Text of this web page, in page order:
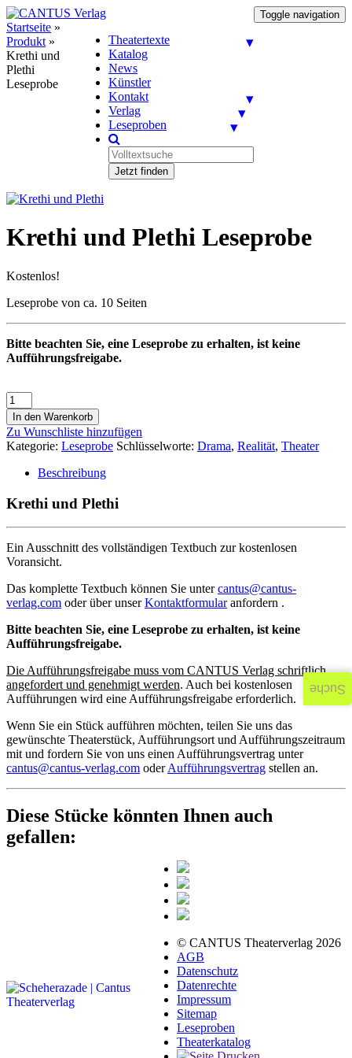
Toggle navigation
Theatertexte
Katalog
News
Künstler
Kontakt
Verlag
Leseproben
Jetzt finden
Startseite »
Produkt »
Krethi und
Plethi
Leseprobe
Krethi und Plethi Leseprobe
Kostenlos!
Leseprobe von ca. 10 Seiten
Bitte beachten Sie, eine Leseprobe zu erhalten, ist keine
Aufführungsfreigabe.
In den Warenkorb
Zu Wunschliste hinzufügen
Kategorie: Leseprobe Schlüsselworte: Drama, Realität, Theater
Beschreibung
Krethi und Plethi
Ein Ausschnitt des vollständigen Textbuch zur kostenlosen
Voransicht.
Das komplette Textbuch können Sie untercantus@cantus-
verlag.com oder über unserKontaktformularanfordern .
Bitte beachten Sie, eine Leseprobe zu erhalten, ist keine
Aufführungsfreigabe.
Die Aufführungsfreigabe muss vom CANTUS Verlag schriftlich
angefordert und genehmigt werden. Auch bei kostenlosen
Aufführungen wird eine Aufführungsfreigabe erforderlich.
Wenn Sie ein Stück aufführen möchten, teilen Sie uns das
gewünschte Theaterstück, Aufführungsort und Aufführungszeitraum
mit und fordern Sie von uns einen Aufführungsvertrag unter
cantus@cantus-verlag.com oderAufführungsvertrag stellen an.
Diese Stücke könnten Ihnen auch
gefallen:
© CANTUS Theaterverlag 2026
AGB
Datenschutz
Datenrechte
Impressum
Sitemap
Leseproben
Theaterkatalog
Suche